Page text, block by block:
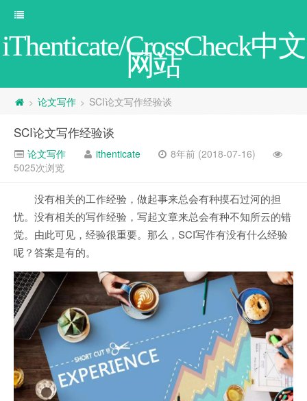
iThenticate/CrossCheck中文
网站
> 论文写作 > SCI论文写作经验谈
SCI论文写作经验谈
论文写作 ithenticate
8年前 (2018-07-16)
5025次浏览
没有相关的工作经验，做起事来总会有种摸石过河的担
忧。没有相关的写作经验，写起文章来总会有种不知所云的错
觉。由此可见，经验很重要。那么，SCI写作有没有什么经验
呢？答案是有的。